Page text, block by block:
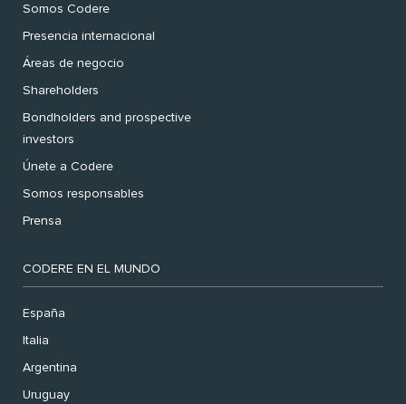
Somos Codere
Presencia internacional
Áreas de negocio
Shareholders
Bondholders and prospective
investors
Únete a Codere
Somos responsables
Prensa
CODERE EN EL MUNDO
España
Italia
Argentina
Uruguay